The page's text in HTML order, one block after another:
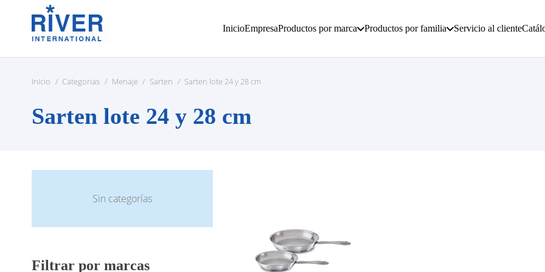
InicioEmpresaProductos por marca Productos por familia Servicio al cliente
Inicio / Categorias / Menaje / Sarten / Sarten lote 24 y 28 cm
Sarten lote 24 y 28 cm
Sin categorías
Filtrar por marcas